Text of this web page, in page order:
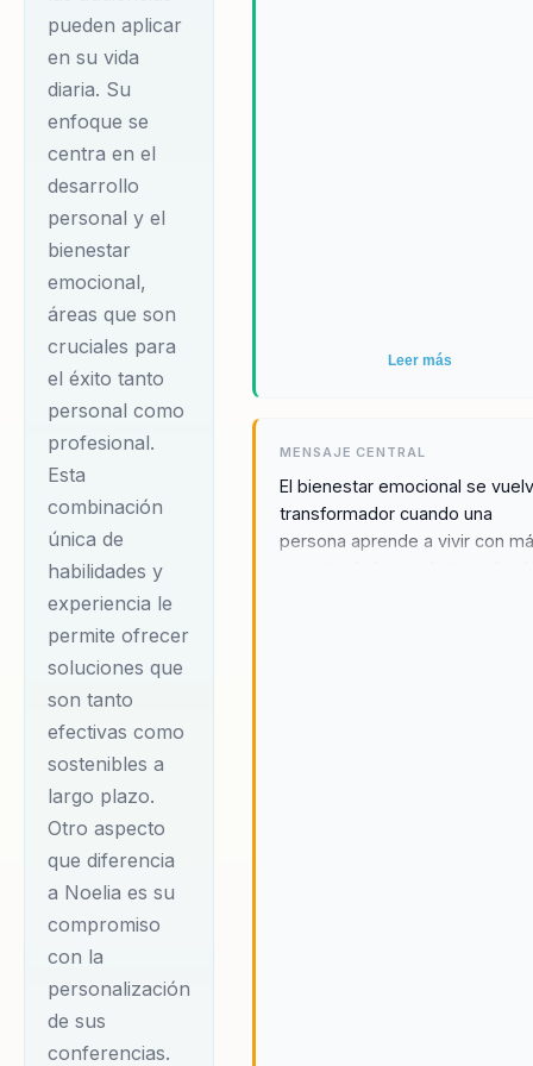
equipos de trabajo.
Las organizaciones
la eligen por su
capacidad única de
conectar, sensibilizar
y ofrecer soluciones
prácticas para una
vida personal y
laboral más
saludable.
Noelia ha
desarrollado un
enfoque humanista y
accesible que
transforma
audiencias al ofrecer
herramientas reales
para reconectarse
con el ser, gestionar
emociones y
construir una vida
más significativa
desde el presente.
Sus conferencias
abordan temas
como la
autenticidad, el
autoconocimiento, el
bienestar emocional,
pueden aplicar
en su vida
diaria. Su
enfoque se
centra en el
desarrollo
personal y el
bienestar
emocional,
áreas que son
cruciales para
el éxito tanto
personal como
profesional.
Esta
combinación
única de
habilidades y
experiencia le
permite ofrecer
soluciones que
son tanto
efectivas como
sostenibles a
largo plazo.
Otro aspecto
que diferencia
a Noelia es su
compromiso
con la
personalización
de sus
conferencias.
Leer más
MENSAJE CENTRAL
El bienestar emocional se
transformador cuando una
persona aprende a vivir con